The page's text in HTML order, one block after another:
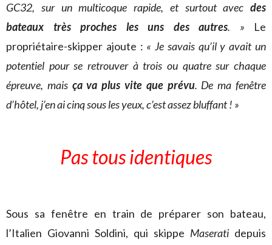
GC32, sur un multicoque rapide, et surtout avec des
bateaux très proches les uns des autres. » Le
propriétaire-skipper ajoute : « Je savais qu’il y avait un
potentiel pour se retrouver à trois ou quatre sur chaque
épreuve, mais ça va plus vite que prévu. De ma fenêtre
d’hôtel, j’en ai cinq sous les yeux, c’est assez bluffant ! »
Pas tous identiques
Sous sa fenêtre en train de préparer son bateau,
l’Italien Giovanni Soldini, qui skippe Maserati depuis